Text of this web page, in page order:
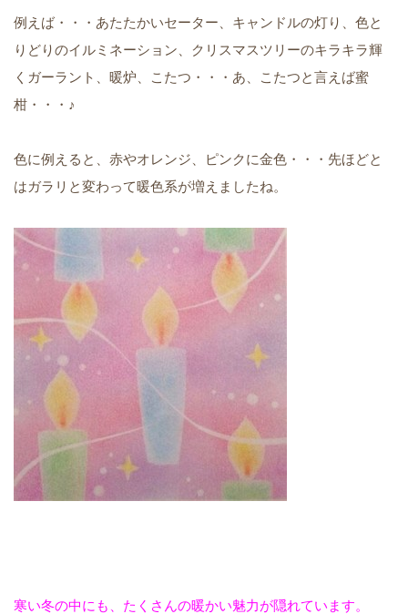
例えば・・・あたたかいセーター、キャンドルの灯り、色と
りどりのイルミネーション、クリスマスツリーのキラキラ輝
くガーラント、暖炉、こたつ・・・あ、こたつと言えば蜜
柑・・・♪
色に例えると、赤やオレンジ、ピンクに金色・・・先ほどと
はガラリと変わって暖色系が増えましたね。
寒い冬の中にも、たくさんの暖かい魅力が隠れています。